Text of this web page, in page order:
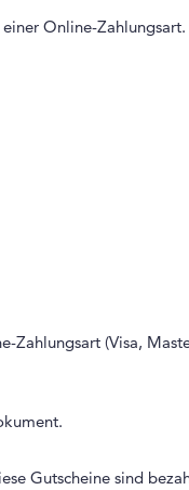
Online-Zahlungsart.
Zahlungsart (Visa,
Gutscheine sind